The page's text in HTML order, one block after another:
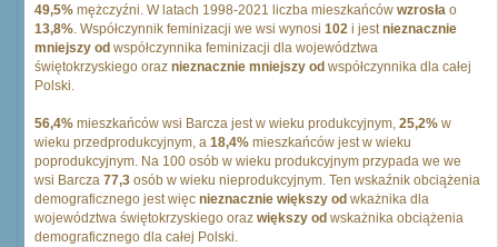
49,5% mężczyźni. W latach 1998-2021 liczba mieszkańców wzrosła o
13,8%. Współczynnik feminizacji we wsi wynosi 102 i jestnieznacznie
mniejszy od współczynnika feminizacji dla województwa
świętokrzyskiego oraz nieznacznie mniejszy od współczynnika dla całej
Polski.
56,4% mieszkańców wsi Barcza jest w wieku produkcyjnym, 25,2% w
wieku przedprodukcyjnym, a 18,4% mieszkańców jest w wieku
poprodukcyjnym. Na 100 osób w wieku produkcyjnym przypada we we
wsi Barcza 77,3 osób w wieku nieprodukcyjnym. Ten wskaźnik obciążenia
demograficznego jest więc nieznacznie większy od wkażnika dla
województwa świętokrzyskiego oraz większy od wskażnika obciążenia
demograficznego dla całej Polski.